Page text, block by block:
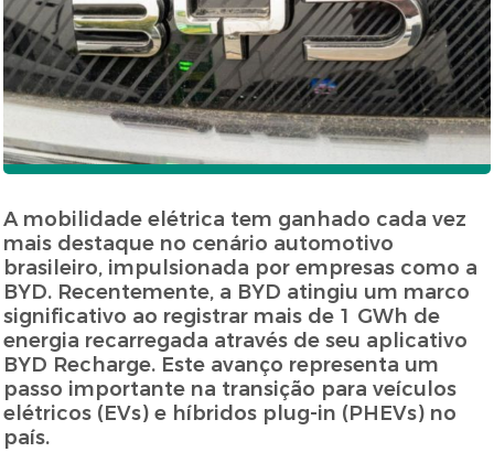
A mobilidade elétrica tem ganhado cada vez
mais destaque no cenário automotivo
brasileiro, impulsionada por empresas como a
BYD. Recentemente, a BYD atingiu um marco
significativo ao registrar mais de 1 GWh de
energia recarregada através de seu aplicativo
BYD Recharge. Este avanço representa um
passo importante na transição para veículos
elétricos (EVs) e híbridos plug-in (PHEVs) no
país.